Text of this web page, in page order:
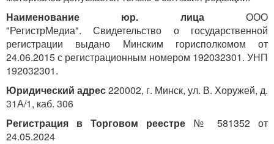
Наименование юр. лицаООО
"РегистрМедиа". Свидетельство о государственной
регистрации выдано Минским горисполкомом от
24.06.2015 с регистрационным номером 192032301. УНП
192032301.
Юридический адрес220002, г. Минск, ул. В. Хоружей, д.
31А/1, каб. 306
Регистрация в Торговом реестре № 581352 от
24.05.2024